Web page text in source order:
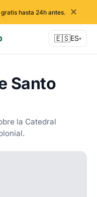
hasta 24h antes. ✕
🇪🇸ES▾
Santo
la Catedral